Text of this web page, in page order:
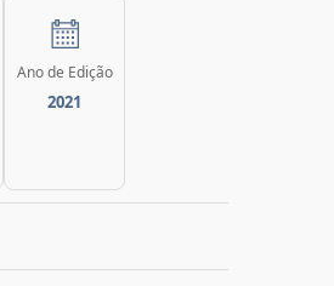
Ano de Edição
2021